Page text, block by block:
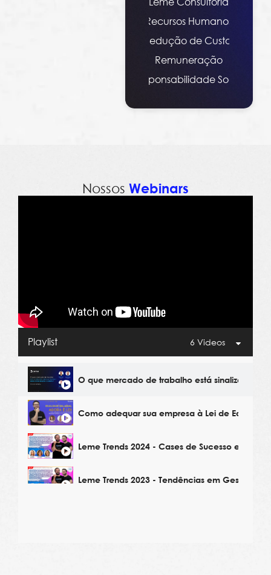
Recursos Humanos
Redução de Custos
Remuneração
Responsabilidade Social
Nossos Webinars
Playlist 6 Videos
O que mercado de trabalho está sinalizando
Como adequar sua empresa à Lei de
Leme Trends 2024 - Cases de Sucesso em
Leme Trends 2023 - Tendências em Gestão de